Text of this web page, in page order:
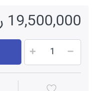
19,500,000 ریال